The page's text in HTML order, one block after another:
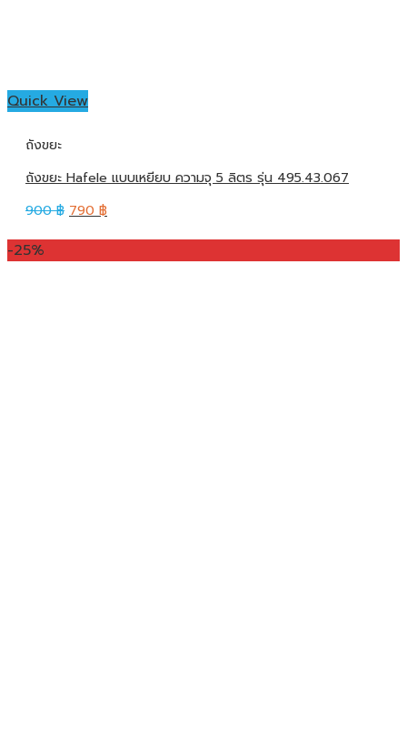
Quick View
ถังขยะ
ถังขยะ Hafele แบบเหยียบ ความจุ 5 ลิตร รุ่น 495.43.067
900฿ 790฿
-25%